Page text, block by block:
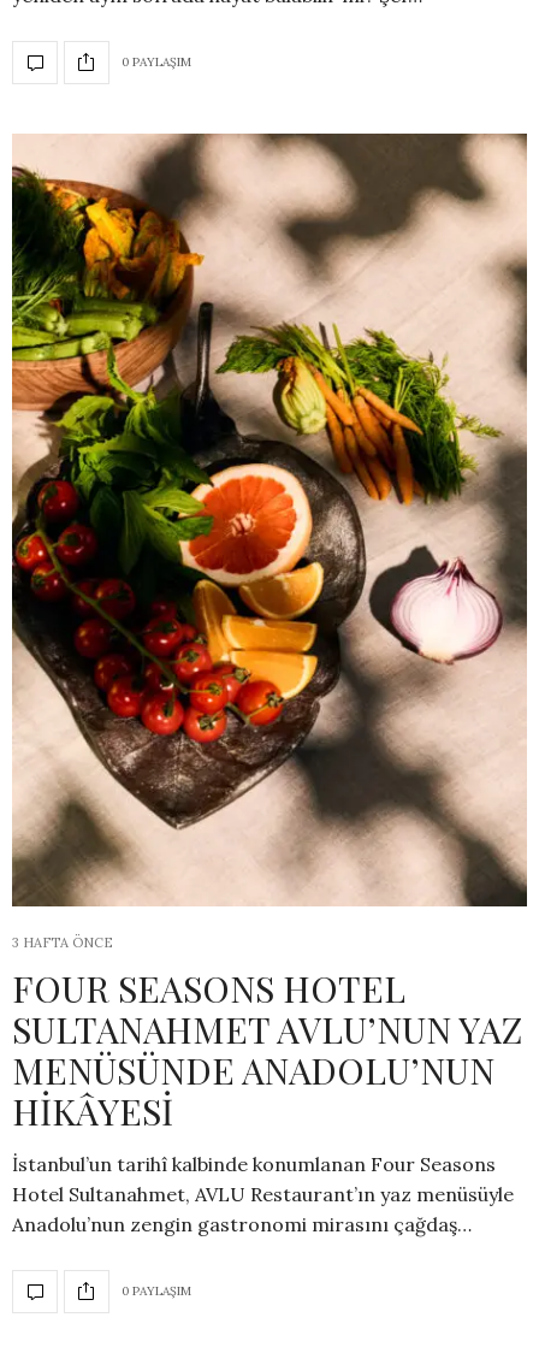
0 PAYLAŞIM
3 HAFTA ÖNCE
FOUR SEASONS HOTEL
SULTANAHMET AVLU’NUN YAZ
MENÜSÜNDE ANADOLU’NUN
HİKÂYESİ
İstanbul’un tarihî kalbinde konumlanan Four Seasons
Hotel Sultanahmet, AVLU Restaurant’ın yaz menüsüyle
Anadolu’nun zengin gastronomi mirasını çağdaş…
0 PAYLAŞIM